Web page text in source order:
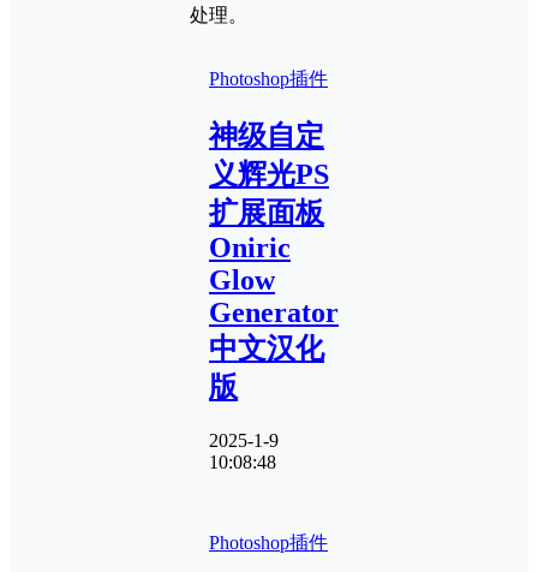
处理。
Photoshop插件
神级自定
义辉光PS
扩展面板
Oniric
Glow
Generator
中文汉化
版
2025-1-9
10:08:48
Photoshop插件